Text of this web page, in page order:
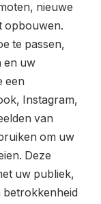
nieuwe
opbouwen.
te passen,
en uw
een
Instagram,
van
om uw
Deze
uw publiek,
betrokkenheid